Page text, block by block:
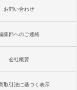
お問い合わせ
集部へのご連絡
会社概要
取引法に基づく表示